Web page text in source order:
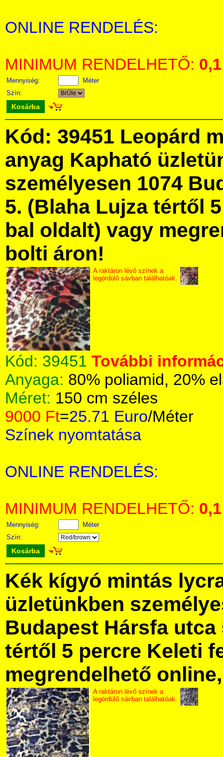
ONLINE RENDELÉS:
MINIMUM RENDELHETŐ: 0,1
Mennyiség:
Méter
Szín:
Kosárba
Kód: 39451 Leopárd
anyag Kapható
személyesen 1074
5. (Blaha Lujza tértől
bal oldalt) vagy
bolti áron!
A raktáron lévő színek a
legördülő sávban találhatóak.
Kód: 39451 További
Anyaga: 80% poliamid, 20%
Méret: 150 cm széles
9000 Ft=25.71 Euro/Méter
Színek nyomtatása
ONLINE RENDELÉS:
MINIMUM RENDELHETŐ: 0,1
Mennyiség:
Méter
Szín:
Kosárba
Kék kígyó mintás
üzletünkben
Budapest Hársfa utca
tértől 5 percre Keleti
megrendelhető
A raktáron lévő színek a
legördülő sávban találhatóak.